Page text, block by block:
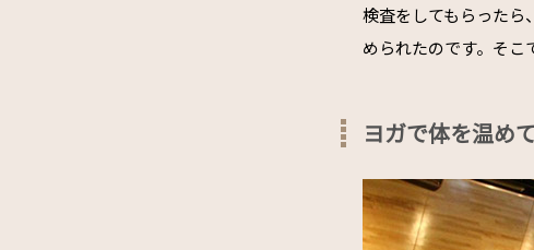
検査をしてもらったら
められたのです。そこ
ヨガで体を温め